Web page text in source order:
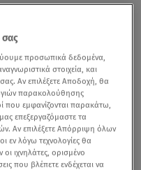
σας
προσωπικά δεδομένα,
στοιχεία, και
Αν επιλέξετε Αποδοχή, θα
παρακολούθησης
που εμφανίζονται παρακάτω,
επεξεργαζόμαστε τα
Αν επιλέξετε Απόρριψη όλων
εν λόγω τεχνολογίες θα
ιχνηλάτες, ορισμένο
που βλέπετε ενδέχεται να